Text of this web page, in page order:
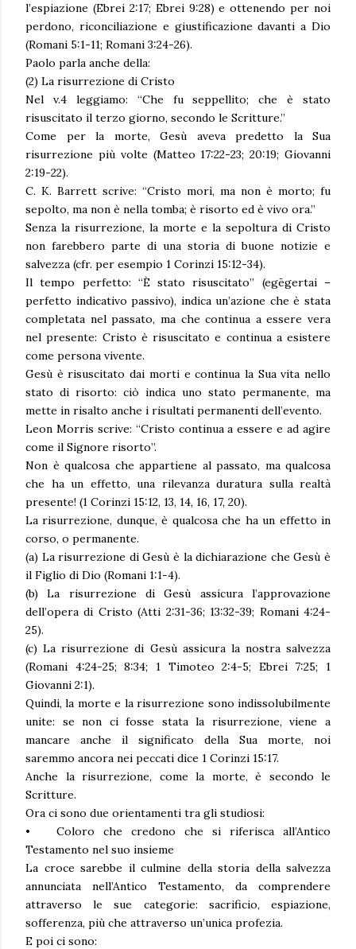
l’espiazione (Ebrei 2:17; Ebrei 9:28) e ottenendo per noi
perdono, riconciliazione e giustificazione davanti a Dio
(Romani 5:1-11; Romani 3:24-26).
Paolo parla anche della:
(2) La risurrezione di Cristo
Nel v.4 leggiamo: “Che fu seppellito; che è stato
risuscitato il terzo giorno, secondo le Scritture.”
Come per la morte, Gesù aveva predetto la Sua
risurrezione più volte (Matteo 17:22-23; 20:19; Giovanni
2:19-22).
C. K. Barrett scrive: “Cristo morì, ma non è morto; fu
sepolto, ma non è nella tomba; è risorto ed è vivo ora.”
Senza la risurrezione, la morte e la sepoltura di Cristo
non farebbero parte di una storia di buone notizie e
salvezza (cfr. per esempio 1 Corinzi 15:12-34).
Il tempo perfetto: “È stato risuscitato” (egēgertai –
perfetto indicativo passivo), indica un’azione che è stata
completata nel passato, ma che continua a essere vera
nel presente: Cristo è risuscitato e continua a esistere
come persona vivente.
Gesù è risuscitato dai morti e continua la Sua vita nello
stato di risorto: ciò indica uno stato permanente, ma
mette in risalto anche i risultati permanenti dell’evento.
Leon Morris scrive: “Cristo continua a essere e ad agire
come il Signore risorto”.
Non è qualcosa che appartiene al passato, ma qualcosa
che ha un effetto, una rilevanza duratura sulla realtà
presente! (1 Corinzi 15:12, 13, 14, 16, 17, 20).
La risurrezione, dunque, è qualcosa che ha un effetto in
corso, o permanente.
(a) La risurrezione di Gesù è la dichiarazione che Gesù è
il Figlio di Dio (Romani 1:1-4).
(b) La risurrezione di Gesù assicura l’approvazione
dell’opera di Cristo (Atti 2:31-36; 13:32-39; Romani 4:24-
25).
(c) La risurrezione di Gesù assicura la nostra salvezza
(Romani 4:24-25; 8:34; 1 Timoteo 2:4-5; Ebrei 7:25; 1
Giovanni 2:1).
Quindi, la morte e la risurrezione sono indissolubilmente
unite: se non ci fosse stata la risurrezione, viene a
mancare anche il significato della Sua morte, noi
saremmo ancora nei peccati dice 1 Corinzi 15:17.
Anche la risurrezione, come la morte, è secondo le
Scritture.
Ora ci sono due orientamenti tra gli studiosi:
•
Coloro che credono che si riferisca all’Antico
Testamento nel suo insieme
La croce sarebbe il culmine della storia della salvezza
annunciata nell’Antico Testamento, da comprendere
attraverso le sue categorie: sacrificio, espiazione,
sofferenza, più che attraverso un’unica profezia.
E poi ci sono: